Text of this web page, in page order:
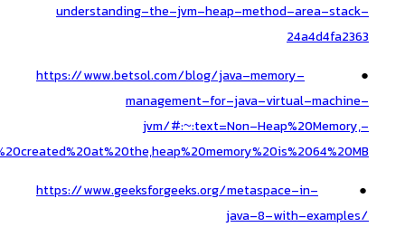
understanding-the-jvm-heap-method-area-stack-
24a4d4fa2363
●
https://www.betsol.com/blog/java-memory-
management-for-java-virtual-machine-
jvm/#:~:text=Non-Heap%20Memory,-
●
https://www.geeksforgeeks.org/metaspace-in-
java-8-with-examples/